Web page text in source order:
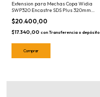
Extension para Mechas Copa Widia
SWP320 Encastre SDS Plus 320mm
Hamilton
$20.400,00
$17.340,00 con Transferencia o depósito